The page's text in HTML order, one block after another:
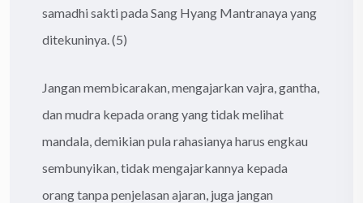
samadhi sakti pada Sang Hyang Mantranaya yang
ditekuninya. (5)
Jangan membicarakan, mengajarkan vajra, gantha,
dan mudra kepada orang yang tidak melihat
mandala, demikian pula rahasianya harus engkau
sembunyikan, tidak mengajarkannya kepada
orang tanpa penjelasan ajaran, juga jangan